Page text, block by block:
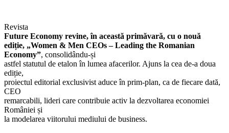
Revista
Future Economy revine, în această primăvară, cu o nouă
ediție, „Women & Men CEOs – Leading the Romanian
Economy”, consolidându-și
astfel statutul de etalon în lumea afacerilor. Ajuns la cea de-a doua
ediție,
proiectul editorial exclusivist aduce în prim-plan, ca de fiecare dată,
CEO
remarcabili, lideri care contribuie activ la dezvoltarea economiei
României și
la modelarea viitorului mediului de business.